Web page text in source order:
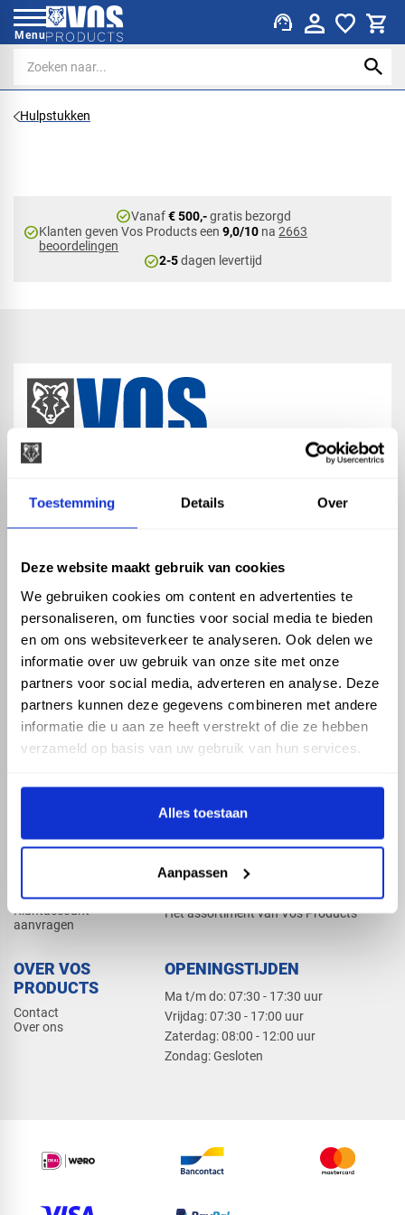
Toestemming Details Over
Deze website maakt gebruik van cookies
We gebruiken cookies om content en advertenties te
personaliseren, om functies voor social media te bieden
en om ons websiteverkeer te analyseren. Ook delen we
informatie over uw gebruik van onze site met onze
partners voor social media, adverteren en analyse. Deze
partners kunnen deze gegevens combineren met andere
informatie die u aan ze heeft verstrekt of die ze hebben
verzameld op basis van uw gebruik van hun services.
Alles toestaan
Aanpassen
Menu support_agent
Hulpstukken
check_circleVanaf€ 500,-gratis bezorgd
check_circleKlanten geven Vos Products een9,0/10 na2663
beoordelingen
check_circle2-5dagen levertijd
ASSORTIMENT
Hemelwaterafvoer
Drukleiding
Beregening
Dak en gevel
KENNIS EN HULP
Klantenservice
Kennisbank
Klantaccount
aanvragen
PRODUCTCATALOGUS 2026
Het assortiment van Vos Products
OVER VOS
PRODUCTS
Contact
Over ons
OPENINGSTIJDEN
Ma t/m do: 07:30 - 17:30 uur
​Vrijdag: 07:30 - 17:00 uur
​Zaterdag: 08:00 - 12:00 uur
​Zondag: Gesloten
phone_enabled +31 416 75 02 55
mail info@vosproducts.nl
check_circleDé bouwmarkt van Altena
check_circle Direct uit grote voorraad geleverd met eigen transport
check_circleLevering in NL en BE